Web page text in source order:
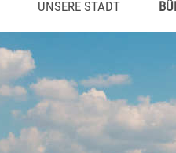
UNSERE STADT